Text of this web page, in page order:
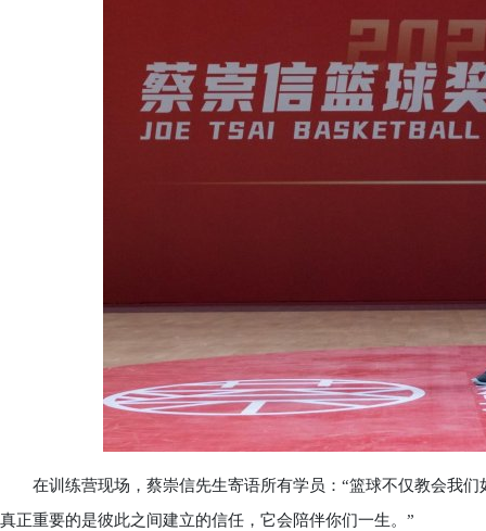
在训练营现场，蔡崇信先生寄语所有学员：“篮球不仅教会我们
真正重要的是彼此之间建立的信任，它会陪伴你们一生。”